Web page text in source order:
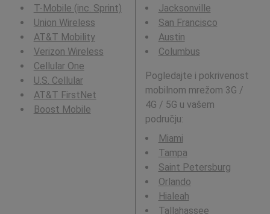
T-Mobile (inc. Sprint)
Union Wireless
AT&T Mobility
Verizon Wireless
Cellular One
U.S. Cellular
AT&T FirstNet
Boost Mobile
Jacksonville
San Francisco
Austin
Columbus
Pogledajte i pokrivenost
mobilnom mrežom 3G /
4G / 5G u vašem
području:
Miami
Tampa
Saint Petersburg
Orlando
Hialeah
Tallahassee